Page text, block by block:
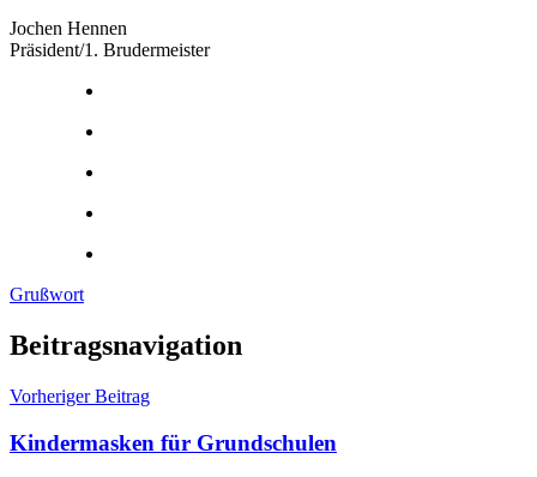
Jochen Hennen
Präsident/1. Brudermeister
Grußwort
Beitragsnavigation
Vorheriger Beitrag
Kindermasken für Grundschulen